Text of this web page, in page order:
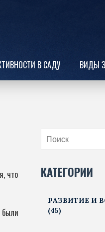
В САДУ ВИДЫ
что
были
КАТЕГОРИИ
РАЗВИТИЕ И
(45)